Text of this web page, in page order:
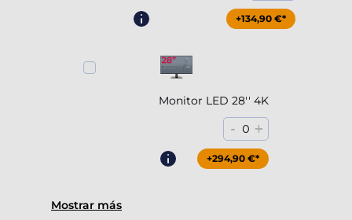
+204,90 €*
+134,90 €*
Monitor LED 28'' 4K
- 0 +
+294,90 €*
Mostrar más